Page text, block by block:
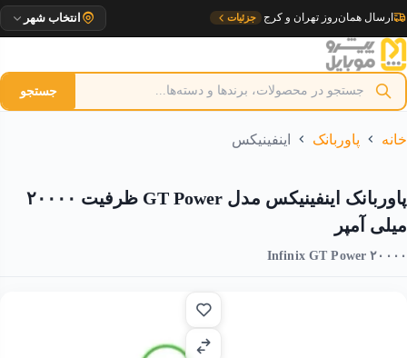
به
محتوا
انتخاب شهر تحویل ۱ روزه به مراکز استان جزئیات
جستجو
خانه پاوربانک اینفینیکس
پاوربانک اینفینیکس مدل GT Power ظرفیت ۲۰۰۰۰
میلی آمپر
Infinix GT Power ۲۰۰۰۰